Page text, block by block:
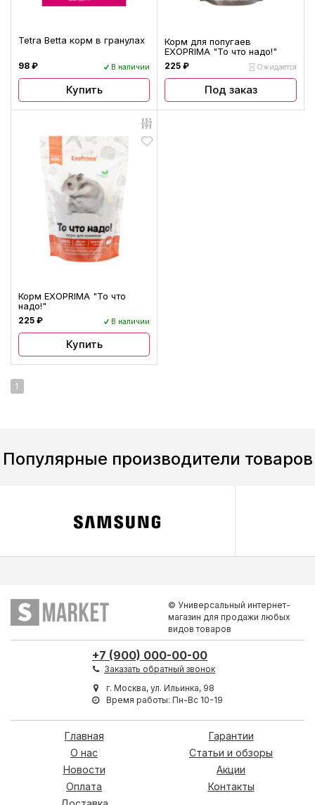
Tetra Betta корм в гранулах
98 ₽ В наличии
Купить
Корм для попугаев
EXOPRIMA "То что надо!"
225 ₽ Ожидается
Под заказ
Корм EXOPRIMA "То что
надо!"
225 ₽ В наличии
Купить
1
Популярные производители товаров
© Универсальный интернет-
магазин для продажи любых
видов товаров
+7 (900) 000-00-00
Заказать обратный звонок
г. Москва, ул. Ильинка, 98
Время работы: Пн-Вс 10-19
Главная
О нас
Новости
Оплата
Гарантии
Статьи и обзоры
Акции
Контакты